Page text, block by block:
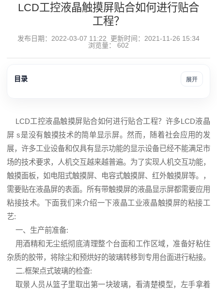
LCD工控液晶触摸屏贴合如何进行贴合
工程？
发布日期：2022-03-07 11:22 更新时间：2021-11-26 15:34
浏览量： 602
目录 展开
LCD工控液晶触摸屏贴合如何进行贴合工程？许多LCD液晶
屏 s是没有触摸技术的简单显示屏。然而，随着社会应用的发
展，许多工业设备和仅具有显示功能的显示设备已经不能满足市
场的技术要求，人机交互越来越普遍。为了实现人机交互功能，
触摸面板，如电阻式触摸屏、电容式触摸屏、红外触摸屏等。，
需要贴在液晶屏的表面。所有带触摸屏的液晶显示屏都需要应用
粘接技术。下面我们来介绍一下液晶工业液晶触摸屏的粘接工
艺:
一、生产前准备:
用酒精和无尘纸彻底清理整个台面和工作区域，准备好粘住
杂质的胶带，将除尘和预烘好的玻璃转移到专用台面进行粘接。
二.框架点式玻璃的检查:
取景人员从篮子里取出第一块玻璃，看清楚模型，左手拿着